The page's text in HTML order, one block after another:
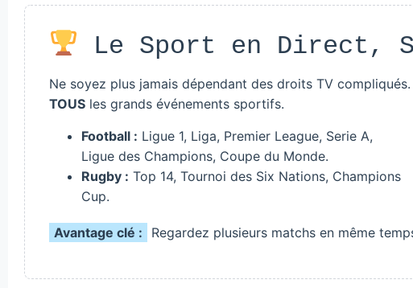
Le Sport en Direct,
Ne soyez plus jamais dépendant des droits TV
TOUS les grands événements sportifs.
Football : Ligue 1, Liga, Premier League, Serie A,
Ligue des Champions, Coupe du Monde.
Rugby : Top 14, Tournoi des Six Nations, Champions
Cup.
Avantage clé : Regardez plusieurs matchs en même